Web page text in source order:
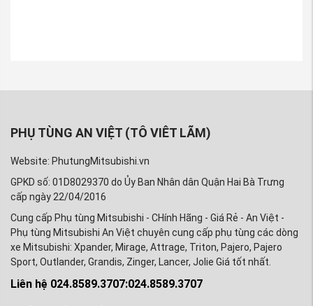
PHỤ TÙNG AN VIỆT (TÔ VIÊT LÃM)
Website: PhutungMitsubishi.vn
GPKD số: 01D8029370 do Ủy Ban Nhân dân Quận Hai Bà Trưng
cấp ngày 22/04/2016
Cung cấp Phụ tùng Mitsubishi - CHính Hãng - Giá Rẻ - An Việt -
Phụ tùng Mitsubishi An Việt chuyên cung cấp phụ tùng các dòng
xe Mitsubishi: Xpander, Mirage, Attrage, Triton, Pajero, Pajero
Sport, Outlander, Grandis, Zinger, Lancer, Jolie Giá tốt nhất.
Liên hệ 024.8589.3707:024.8589.3707